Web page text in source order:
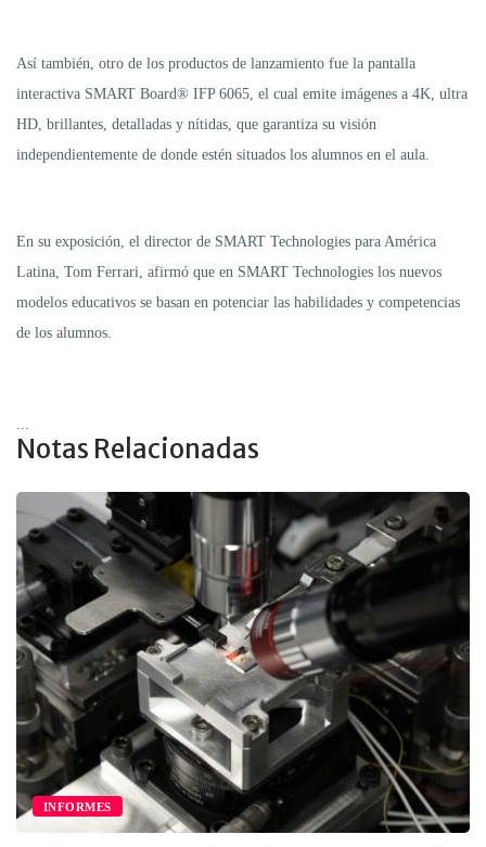
Así también, otro de los productos de lanzamiento fue la pantalla
interactiva SMART Board® IFP 6065, el cual emite imágenes a 4K, ultra
HD, brillantes, detalladas y nítidas, que garantiza su visión
independientemente de donde estén situados los alumnos en el aula.
En su exposición, el director de SMART Technologies para América
Latina, Tom Ferrari, afirmó que en SMART Technologies los nuevos
modelos educativos se basan en potenciar las habilidades y competencias
de los alumnos.
Notas Relacionadas
INFORMES